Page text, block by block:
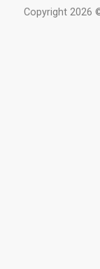
Copyright 2026